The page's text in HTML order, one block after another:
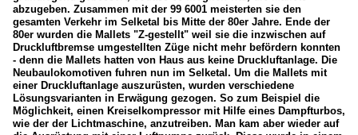
abzugeben. Zusammen mit der 99 6001 meisterten sie den
gesamten Verkehr im Selketal bis Mitte der 80er Jahre. Ende der
80er wurden die Mallets "Z‑gestellt" weil sie die inzwischen auf
Druckluftbremse umgestellten Züge nicht mehr befördern konnten
- denn die Mallets hatten von Haus aus keine Druckluftanlage. Die
Neubaulokomotiven fuhren nun im Selketal. Um die Mallets mit
einer Druckluftanlage auszurüsten, wurden verschiedene
Lösungsvarianten in Erwägung gezogen. So zum Beispiel die
Möglichkeit, einen Kreiselkompressor mit Hilfe eines Dampfturbos,
wie der der Lichtmaschine, anzutreiben. Man kam aber wieder auf